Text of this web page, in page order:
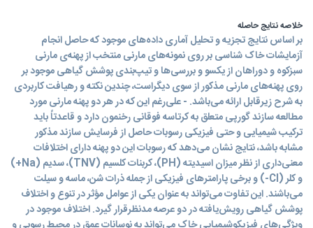
خلاصه نتایج حاصله
بر اساس نتایج تجزیه و تحلیل آماری داده‌های موجود که حاصل انجام
آزمایشات خاک شناسی بر روی نمونه‌های مارنی منتخب از پهنه‌ی مارنی
سبزکوه و دوراهان از یکسو و بررسی‌ها و تیپ‌بندی پوشش گیاهی موجود بر
روی پهنه‌های مارنی مذکور از سوی دیگراست، چندین نکته و رهیافت کاربردی
به شرح زیرقابل ارائه می‌باشد. - علی‌رغم این که در هر دو پهنه مارنی مورد
مطالعه سازند گورپی متعلق به کرتاسه فوقانی رخنمون دارد و قاعدتاً باید
ترکیب شیمیایی و حتی فیزیکی رسوبات حاصل از فرسایش سازند مذکور
مشابه باشد، نتایج نشان می‌دهد که رسوبات این دو پهنه دارای اختلافات
معنی‌داری از نظر میزان اسیدیته (PH)، کربنات کلسیم (TNV)، سدیم (Na+)
و کلر (Cl-) و برخی پارامترهای فیزیکی از جمله ذرات شن، ماسه و سیلت
می‌باشند. این تفاوت می‌تواند به عنوان یکی از عوامل مؤثر در تنوع و اختلاف
پوشش گیاهی رویش‌یافته در دو عرصه مدنظرقرار گیرد. اختلاف موجود در